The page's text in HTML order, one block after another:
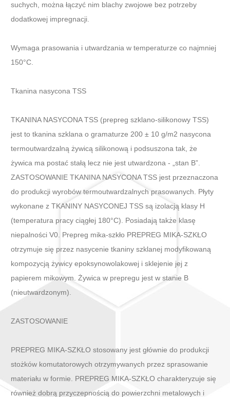
suchych, można łączyć nim blachy zwojowe bez potrzeby
dodatkowej impregnacji.
Wymaga prasowania i utwardzania w temperaturze co najmniej
150°C.
Tkanina nasycona TSS
TKANINA NASYCONA TSS (prepreg szklano-silikonowy TSS)
jest to tkanina szklana o gramaturze 200 ± 10 g/m2 nasycona
termoutwardzalną żywicą silikonową i podsuszona tak, że
żywica ma postać stałą lecz nie jest utwardzona - „stan B”.
ZASTOSOWANIE TKANINA NASYCONA TSS jest przeznaczona
do produkcji wyrobów termoutwardzalnych prasowanych. Płyty
wykonane z TKANINY NASYCONEJ TSS są izolacją klasy H
(temperatura pracy ciągłej 180°C). Posiadają także klasę
niepalności V0. Prepreg mika-szkło PREPREG MIKA-SZKŁO
otrzymuje się przez nasycenie tkaniny szklanej modyfikowaną
kompozycją żywicy epoksynowolakowej i sklejenie jej z
papierem mikowym. Żywica w prepregu jest w stanie B
(nieutwardzonym).
ZASTOSOWANIE
PREPREG MIKA-SZKŁO stosowany jest głównie do produkcji
stożków komutatorowych otrzymywanych przez sprasowanie
materiału w formie. PREPREG MIKA-SZKŁO charakteryzuje się
również dobrą przyczepnością do powierzchni metalowych i